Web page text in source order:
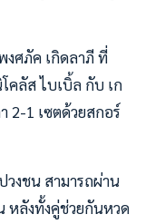
ศภัค เกิดลาภี ที่
คลัส ไบเบิ้ล กับ เก
2-1 เซตด้วยสกอร์
ชน สามารถผ่าน
หลังทั้งคู่ช่วยกันหวด